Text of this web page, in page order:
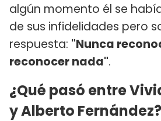
algún momento él se
de sus infidelidades pero
respuesta: "Nunca
reconocer nada".
¿Qué pasó entre
y Alberto Fernández?